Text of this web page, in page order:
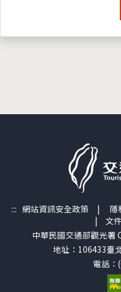
::: 網站資訊安全政策 | 隱
| 文
中華民國交通部觀光
地址：106433臺
電話